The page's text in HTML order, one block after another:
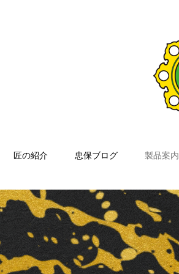
匠の紹介 忠保ブログ 製品案内